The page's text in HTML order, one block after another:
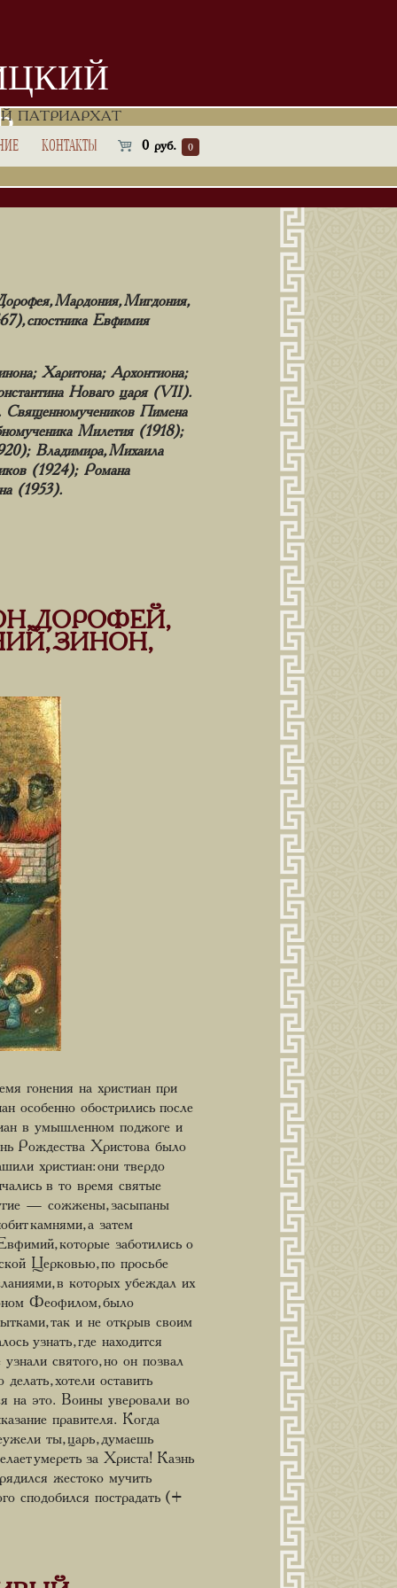
ПАТРИАРХАТ
КОНТАКТЫ 0 руб. 0
Мардония, Мигдония,
спостника Евфимия
Харитона; Архонтиона;
Новаго царя (VII).
Священномучеников Пимена
Милетия (1918);
Владимира, Михаила
(1924); Романа
(1953).
ДОРОФЕЙ,
ЗИНОН,
гонения на христиан при
обострились после
в умышленном поджоге и
Рождества Христова было
христиан: они твердо
в то время святые
— сожжены, засыпаны
камнями, а затем
которые заботились о
Церковью, по просьбе
в которых убеждал их
Феофилом, было
так и не открыв своим
узнать, где находится
святого, но он позвал
хотели оставить
на это. Воины уверовали во
правителя. Когда
ты, царь, думаешь
умереть за Христа! Казнь
жестоко мучить
сподобился пострадать (+